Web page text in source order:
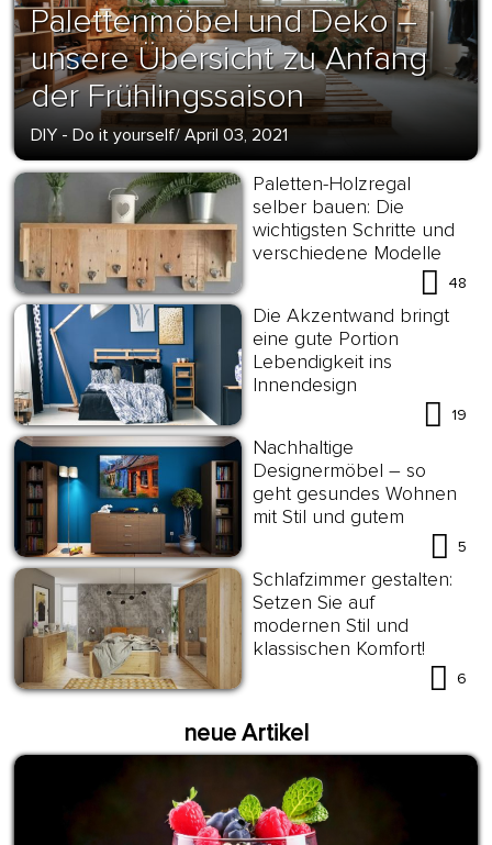
Palettenmöbel und Deko –
unsere Übersicht zu Anfang
der Frühlingssaison
DIY - Do it yourself/ April 03, 2021
Paletten-Holzregal
selber bauen: Die
wichtigsten Schritte und
verschiedene Modelle
48
Die Akzentwand bringt
eine gute Portion
Lebendigkeit ins
Innendesign
19
Nachhaltige
Designermöbel – so
geht gesundes Wohnen
mit Stil und gutem
5
Schlafzimmer gestalten:
Setzen Sie auf
modernen Stil und
klassischen Komfort!
6
neue Artikel